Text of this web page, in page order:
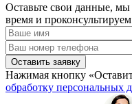
Оставьте свои данные,
время и
Оставить заявку
Нажимая кнопку
обработку персональных